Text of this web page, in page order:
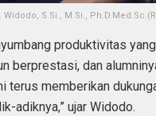
S.Si., M.Si.,
produktivitas
berprestasi, dan
terus memberikan
adiknya,” ujar Widodo.